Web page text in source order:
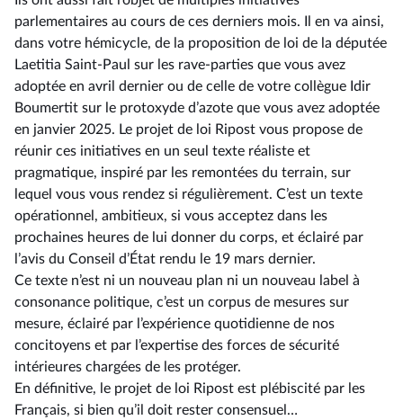
parlementaires au cours de ces derniers mois. Il en va ainsi,
dans votre hémicycle, de la proposition de loi de la députée
Laetitia Saint-Paul sur les rave-parties que vous avez
adoptée en avril dernier ou de celle de votre collègue Idir
Boumertit sur le protoxyde d’azote que vous avez adoptée
en janvier 2025. Le projet de loi Ripost vous propose de
réunir ces initiatives en un seul texte réaliste et
pragmatique, inspiré par les remontées du terrain, sur
lequel vous vous rendez si régulièrement. C’est un texte
opérationnel, ambitieux, si vous acceptez dans les
prochaines heures de lui donner du corps, et éclairé par
l’avis du Conseil d’État rendu le 19 mars dernier.
Ce texte n’est ni un nouveau plan ni un nouveau label à
consonance politique, c’est un corpus de mesures sur
mesure, éclairé par l’expérience quotidienne de nos
concitoyens et par l’expertise des forces de sécurité
intérieures chargées de les protéger.
En définitive, le projet de loi Ripost est plébiscité par les
Français, si bien qu’il doit rester consensuel…